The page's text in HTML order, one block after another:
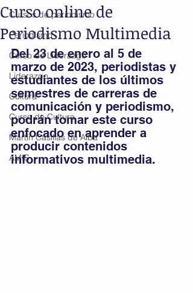
Cursos de periodismo
Periodismo
Curso de Liderazgo
Liderazgo
Cultura
Curso de Cultura
Martín Casillas de Alba
AMIS
Curso online de
Periodismo Multimedia
Del 23 de enero al 5 de
marzo de 2023, periodistas y
estudiantes de los últimos
semestres de carreras de
comunicación y periodismo,
podrán tomar este curso
enfocado en aprender a
producir contenidos
informativos multimedia.